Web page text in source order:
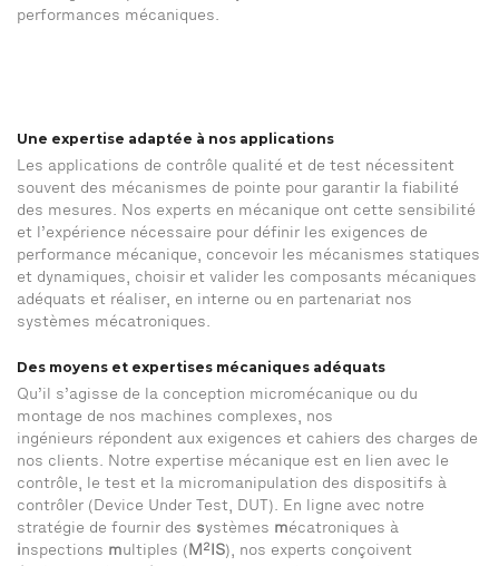
performances mécaniques.
Une expertise adaptée à nos applications
Les applications de contrôle qualité et de test nécessitent
souvent des mécanismes de pointe pour garantir la fiabilité
des mesures. Nos experts en mécanique ont cette sensibilité
et l’expérience nécessaire pour définir les exigences de
performance mécanique, concevoir les mécanismes statiques
et dynamiques, choisir et valider les composants mécaniques
adéquats et réaliser, en interne ou en partenariat nos
systèmes mécatroniques.
Des moyens et expertises mécaniques adéquats
Qu’il s’agisse de la conception micromécanique ou du
montage de nos machines complexes, nos
ingénieurs répondent aux exigences et cahiers des charges de
nos clients. Notre expertise mécanique est en lien avec le
contrôle, le test et la micromanipulation des dispositifs à
contrôler (Device Under Test, DUT). En ligne avec notre
stratégie de fournir des systèmes mécatroniques à
inspections multiples ( M 2 IS), nos experts conçoivent